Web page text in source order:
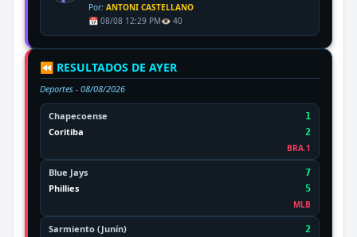
Por: ANTONI CASTELLANO
📅 08/08 12:29 PM👁️ 40
⏪ RESULTADOS DE AYER
Deportes - 08/08/2026
Chapecoense 1
Coritiba
2
BRA.1
Blue Jays 7
Phillies
5
MLB
Sarmiento (Junín) 2